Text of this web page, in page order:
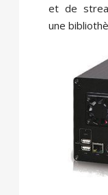
et de
une